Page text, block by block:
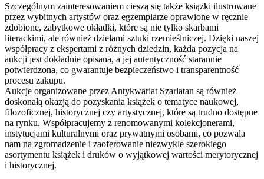
Szczególnym zainteresowaniem cieszą się także książki ilustrowane
przez wybitnych artystów oraz egzemplarze oprawione w ręcznie
zdobione, zabytkowe okładki, które są nie tylko skarbami
literackimi, ale również dziełami sztuki rzemieślniczej. Dzięki naszej
współpracy z ekspertami z różnych dziedzin, każda pozycja na
aukcji jest dokładnie opisana, a jej autentyczność starannie
potwierdzona, co gwarantuje bezpieczeństwo i transparentność
procesu zakupu.
Aukcje organizowane przez Antykwariat Szarlatan są również
doskonałą okazją do pozyskania książek o tematyce naukowej,
filozoficznej, historycznej czy artystycznej, które są trudno dostępne
na rynku. Współpracujemy z renomowanymi kolekcjonerami,
instytucjami kulturalnymi oraz prywatnymi osobami, co pozwala
nam na zgromadzenie i zaoferowanie niezwykle szerokiego
asortymentu książek i druków o wyjątkowej wartości merytorycznej
i historycznej.